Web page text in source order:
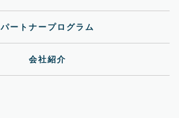
パートナープログラム
会社紹介